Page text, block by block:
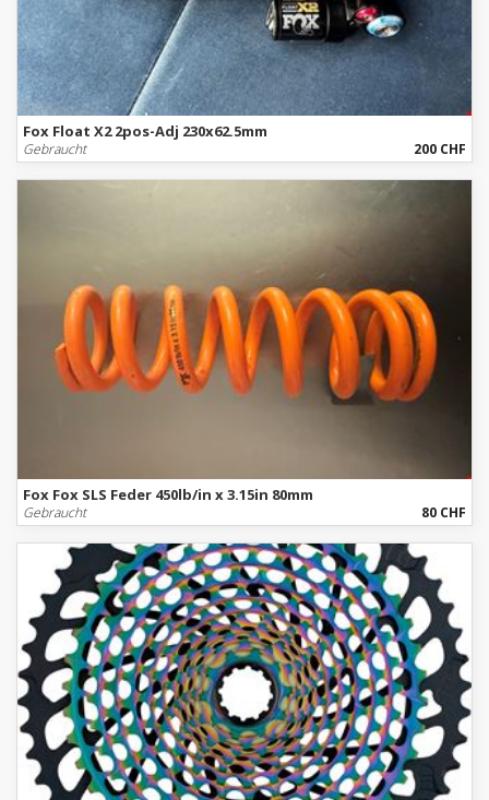
Fox Float X2 2pos-Adj 230x62.5mm
Gebraucht 200 CHF
Fox Fox SLS Feder 450lb/in x 3.15in 80mm
Gebraucht 80 CHF